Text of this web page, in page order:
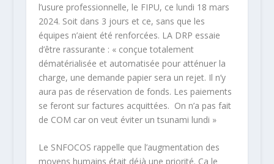
l’usure professionnelle, le FIPU, ce lundi 18 mars
2024. Soit dans 3 jours et ce, sans que les
équipes n’aient été renforcées. LA DRP essaie
d’être rassurante : « conçue totalement
dématérialisée et automatisée pour atténuer la
charge, une demande papier sera un rejet. Il n’y
aura pas de réservation de fonds. Les paiements
se feront sur factures acquittées. On n’a pas fait
de COM car on veut éviter un tsunami lundi »
Le SNFOCOS rappelle que l’augmentation des
moyens humains était déjà une priorité. Ça le